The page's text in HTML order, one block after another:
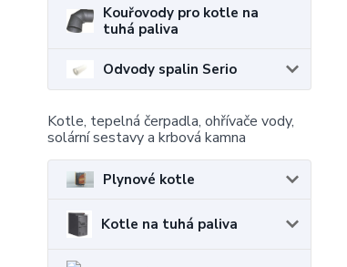
Kouřovody pro kotle na
tuhá paliva
Odvody spalin Serio
Kotle, tepelná čerpadla, ohřívače vody,
solární sestavy a krbová kamna
Plynové kotle
Kotle na tuhá paliva